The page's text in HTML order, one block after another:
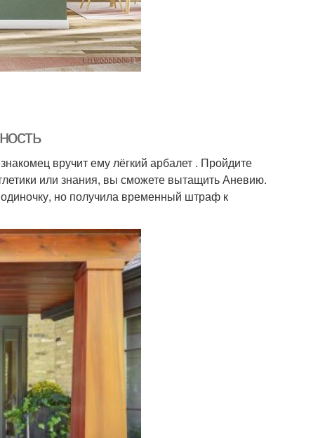
вручит ему лёгкий арбалет . Пройдите
или знания, вы сможете вытащить Аневию.
но получила временный штраф к